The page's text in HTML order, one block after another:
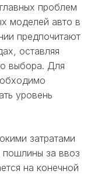
проблем
моделей авто в
предпочитают
оставляя
выбора. Для
уровень
затратами
за ввоз
на конечной